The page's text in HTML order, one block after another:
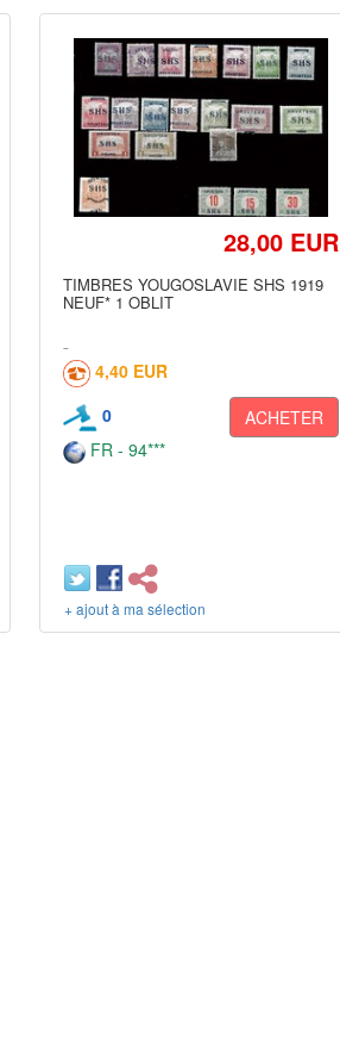
28,00 EUR
TIMBRES YOUGOSLAVIE SHS 1919
NEUF* 1 OBLIT
4,40 EUR
0
ACHETER
FR - 94***
+ ajout à ma sélection